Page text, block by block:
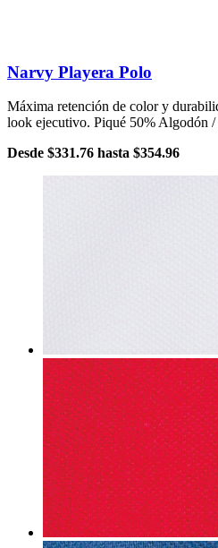
Narvy Playera Polo
Máxima retención de color y
look ejecutivo. Piqué 50% Algodón /
Desde $331.76 hasta $354.96